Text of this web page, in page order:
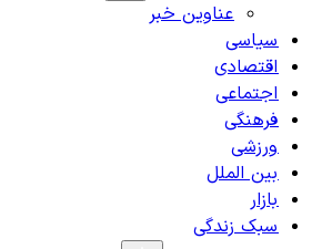
عناوین خبر
سیاسی
اقتصادی
اجتماعی
فرهنگی
ورزشی
بین الملل
بازار
سبک زندگی